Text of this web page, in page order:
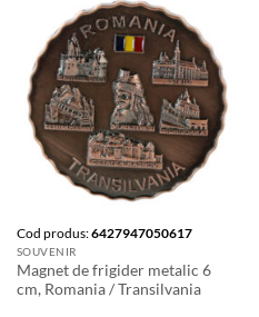
Cod produs:6427947050617
SOUVENIR
Magnet de frigider metalic 6
cm, Romania / Transilvania